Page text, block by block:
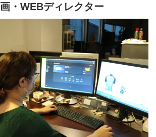
う気持ちを、私たちは全力で応援します。
事にしたい
、もっとスキルを磨きたい
たら、
フィールドかもしれません。
／／
域をつなぐお仕事です。
・WEBディレクター